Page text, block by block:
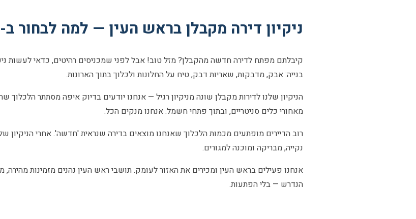
ניקיון דירה מקבלן בראש העין — למה לבחור ב-Shlif & Shine?
קיבלתם מפתח לדירה חדשה מהקבלן? מזל טוב! אבל לפני שמכניסים רהיטים, כדאי לעשות
בנייה: אבק, מדבקות, שאריות דבק, טיח על החלונות ולכלוך בתוך הארונות.
הניקיון שלנו לדירות מקבלן שונה מניקיון רגיל — אנחנו יודעים בדיוק איפה מסתתר הלכלוך
מאחורי כלים סניטריים, ובתוך פתחי חשמל. אנחנו מנקים הכל.
רוב הדיירים מופתעים מכמות הלכלוך שאנחנו מוצאים בדירה שנראית 'חדשה'. אחרי
נקייה, מבריקה ומוכנה למגורים.
אנחנו פעילים בראש העין ומכירים את האזור לעומק. תושבי ראש העין נהנים מזמינות מהירה,
הנדרש — בלי הפתעות.